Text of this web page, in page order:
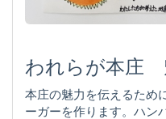
われらが本庄
本庄の魅力を伝えるため
ーガーを作ります。ハン